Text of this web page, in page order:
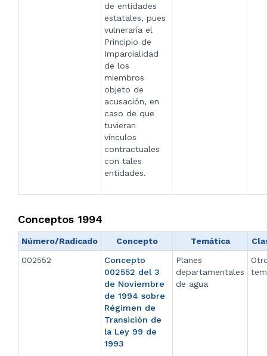
de entidades
estatales, pues
vulneraría el
Principio de
Imparcialidad
de los
miembros
objeto de
acusación, en
caso de que
tuvieran
vínculos
contractuales
con tales
entidades.
Conceptos 1994
Número/Radicado Concepto Temática
002552
Concepto
002552 del 3
de Noviembre
de 1994 sobre
Régimen de
Transición de
la Ley 99 de
1993
Planes
departamentales
de agua